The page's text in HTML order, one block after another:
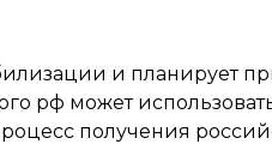
и планирует
рф может
получения